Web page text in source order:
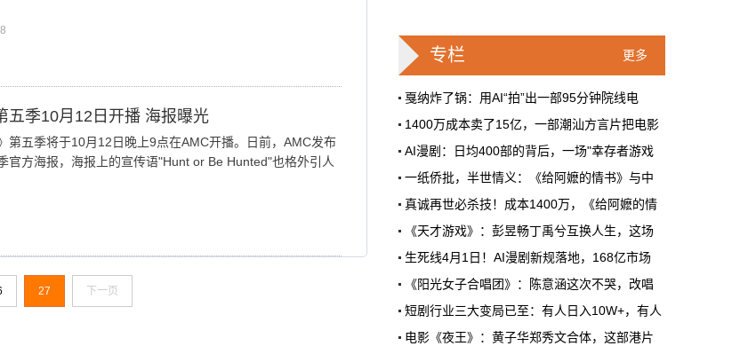
五季10月12日开播 海报曝光
第五季将于10月12日晚上9点在AMC开播。日前，AMC发布
官方海报，海报上的宣传语"Hunt or Be Hunted"也格外引人
27 下一页
高定，而是一句话。
6月28日 9:25:00
周星驰跑去拍AI短剧了，电影院还剩什
么？
5月31号，横店。63岁的周星驰穿着黑色夹克
出现在《食神2026》的开机现场。这部短剧改
编自他30年前的经典电影，竖屏拍摄，AI辅助
制作，成本400万。预计9月上线。
本网原创
6月28日 9:25:00
短剧从业者在评论区集体破防。有人说"今年开
机率比去年腰斩"，有人说"演员片酬从日薪800
本网原创
更多
专栏
戛纳炸了锅：用AI“拍”出一部95分钟院线电
1400万成本卖了15亿，一部潮汕方言片把电影
AI漫剧：日均400部的背后，一场"幸存者游戏
一纸侨批，半世情义：《给阿嬷的情书》与中
真诚再世必杀技！成本1400万，《给阿嬷的情
《天才游戏》：彭昱畅丁禹兮互换人生，这场
生死线4月1日！AI漫剧新规落地，168亿市场
《阳光女子合唱团》：陈意涵这次不哭，改唱
短剧行业三大变局已至：有人日入10W+，有人
电影《夜王》：黄子华郑秀文合体，这部港片
首届卡塔尔“中国电影节”在多哈Katara文化
2025斯里兰卡“中国电影节”在科伦坡的国家